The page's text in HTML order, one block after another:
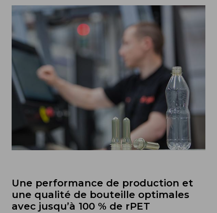
Une performance de production et
une qualité de bouteille optimales
avec jusqu’à 100 % de rPET